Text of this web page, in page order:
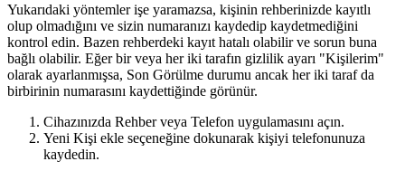
Yukarıdaki yöntemler işe yaramazsa, kişinin rehberinizde kayıtlı
olup olmadığını ve sizin numaranızı kaydedip kaydetmediğini
kontrol edin. Bazen rehberdeki kayıt hatalı olabilir ve sorun buna
bağlı olabilir. Eğer bir veya her iki tarafın gizlilik ayarı "Kişilerim"
olarak ayarlanmışsa, Son Görülme durumu ancak her iki taraf da
birbirinin numarasını kaydettiğinde görünür.
Cihazınızda Rehber veya Telefon uygulamasını açın.
Yeni Kişi ekle seçeneğine dokunarak kişiyi telefonunuza
kaydedin.